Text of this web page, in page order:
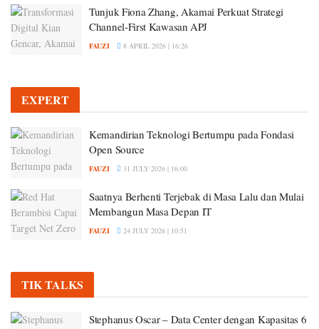
Tunjuk Fiona Zhang, Akamai Perkuat Strategi
Channel-First Kawasan APJ
FAUZI 8 APRIL 2026 | 16:26
EXPERT
Kemandirian Teknologi Bertumpu pada Fondasi
Open Source
FAUZI 31 JULY 2026 | 16:00
Saatnya Berhenti Terjebak di Masa Lalu dan Mulai
Membangun Masa Depan IT
FAUZI 24 JULY 2026 | 10:51
TIK TALKS
Stephanus Oscar – Data Center dengan Kapasitas 6